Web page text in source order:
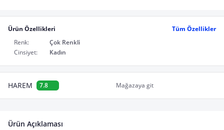
Ürün Özellikleri
Tüm Özellikler
Renk:
Çok Renkli
Cinsiyet:
Kadın
HAREM 7.8 Mağazaya git
Ürün Açıklaması